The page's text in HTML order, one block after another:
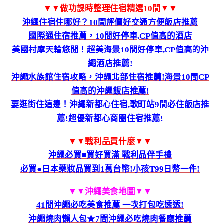
▼▼做功課時整理住宿精選10間▼▼
沖繩住宿住哪好？10間評價好交通方便飯店推薦
國際通住宿推薦，10間好停車,CP值高的酒店
美國村摩天輪悠閒！超美海景10間好停車,CP值高的沖
繩酒店推薦!
沖繩水族館住宿攻略，沖繩北部住宿推薦!海景10間CP
值高的沖繩飯店推薦!
要逛街住這邊！沖繩新都心住宿,歌町站9間必住飯店推
薦!超優新都心商圈住宿推薦!
▼▼戰利品買什麼▼▼
沖繩必買■買好買滿 戰利品伴手禮
必買●日本藥妝品買到1萬台幣!小孩T99日幣一件!
▼▼沖繩美食地圖 ▼▼
41間沖繩必吃美食推薦 一次打包吃透透!
沖繩燒肉懶人包★7間沖繩必吃燒肉餐廳推薦